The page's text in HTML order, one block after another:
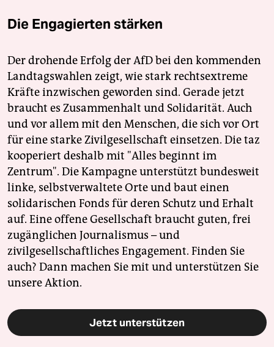
Die Engagierten stärken
Der drohende Erfolg der AfD bei den kommenden
Landtagswahlen zeigt, wie stark rechtsextreme
Kräfte inzwischen geworden sind. Gerade jetzt
braucht es Zusammenhalt und Solidarität. Auch
und vor allem mit den Menschen, die sich vor Ort
für eine starke Zivilgesellschaft einsetzen. Die taz
kooperiert deshalb mit "Alles beginnt im
Zentrum". Die Kampagne unterstützt bundesweit
linke, selbstverwaltete Orte und baut einen
solidarischen Fonds für deren Schutz und Erhalt
auf. Eine offene Gesellschaft braucht guten, frei
zugänglichen Journalismus – und
zivilgesellschaftliches Engagement. Finden Sie
auch? Dann machen Sie mit und unterstützen Sie
unsere Aktion.
Jetzt unterstützen